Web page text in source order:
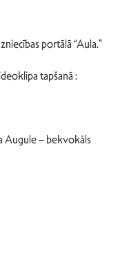
portālā “Aula.”
tapšanā :
Augule – bekvokāls